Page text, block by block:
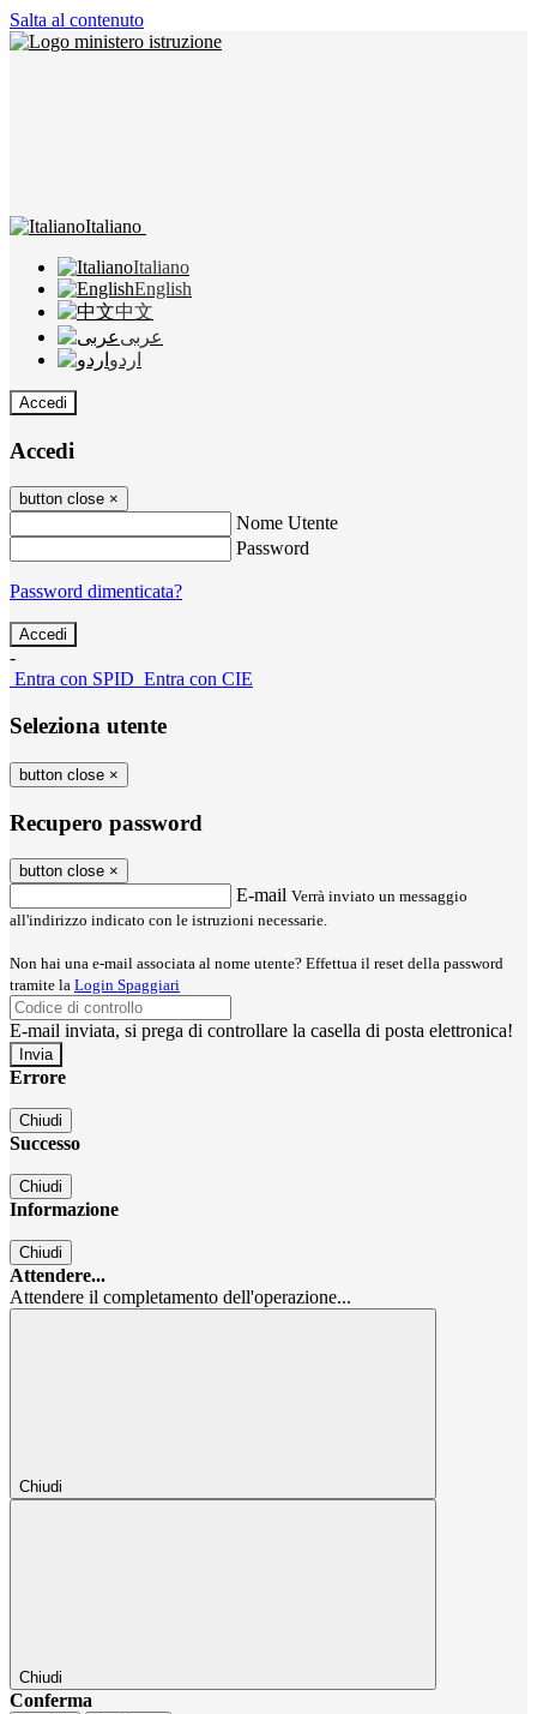
Salta al contenuto
Italiano
Italiano
English
中文
عربى
اردو
Accedi
Accedi
button close ×
Nome Utente
Password
Password dimenticata?
-
Entra con SPID Entra con CIE
Seleziona utente
button close ×
Recupero password
button close ×
E-mail Verrà inviato un messaggio
all'indirizzo indicato con le istruzioni necessarie.
Non hai una e-mail associata al nome utente? Effettua il reset della password
tramite la Login Spaggiari
E-mail inviata, si prega di controllare la casella di posta elettronica!
Errore
Chiudi
Successo
Chiudi
Informazione
Chiudi
Attendere...
Attendere il completamento dell'operazione...
Chiudi
Chiudi
Conferma